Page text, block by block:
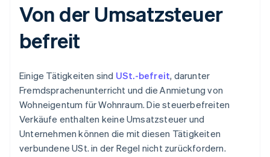
Von der Umsatzsteuer
befreit
Einige Tätigkeiten sind USt.-befreit, darunter
Fremdsprachenunterricht und die Anmietung von
Wohneigentum für Wohnraum. Die steuerbefreiten
Verkäufe enthalten keine Umsatzsteuer und
Unternehmen können die mit diesen Tätigkeiten
verbundene USt. in der Regel nicht zurückfordern.